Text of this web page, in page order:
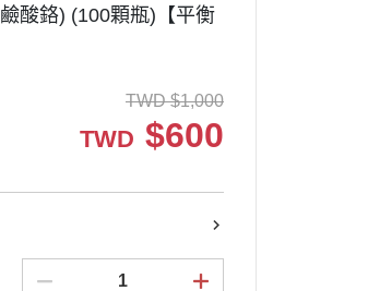
酸鉻) (100顆瓶)【平衡
TWD $1,000
TWD $600